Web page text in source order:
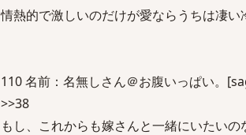
情熱的で激しいのだけが愛ならうちは凄い
110 名前：名無しさん＠お腹いっぱい。
>>38
もし、これからも嫁さんと一緒にいたいの